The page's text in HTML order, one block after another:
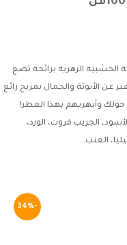
الخشبية الزهرية برائحة تضع
عن الأنوثة والجمال بمزيج رائع
وأبهريهم بهذا العطر!
الجريب فروت، الورد،
العنب..
-34%